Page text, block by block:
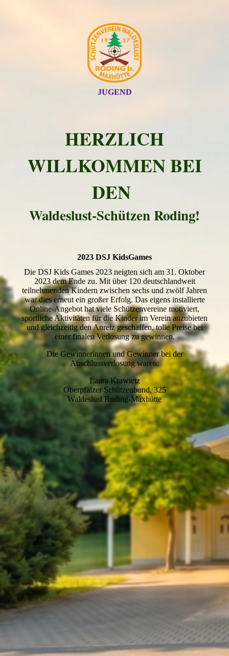
JUGEND
HERZLICH
WILLKOMMEN BEI
DEN
Waldeslust-Schützen Roding!
2023 DSJ KidsGames
Die DSJ Kids Games 2023 neigten sich am 31. Oktober
2023 dem Ende zu. Mit über 120 deutschlandweit
teilnehmenden Kindern zwischen sechs und zwölf Jahren
war dies erneut ein großer Erfolg. Das eigens installierte
Online-Angebot hat viele Schützenvereine motiviert,
sportliche Aktivitäten für die Kinder im Verein anzubieten
und gleichzeitig den Anreiz geschaffen, tolle Preise bei
einer finalen Verlosung zu gewinnen.
Die Gewinnerinnen und Gewinner bei der
Abschlussverlosung waren:
Laura Krawietz
Oberpfälzer Schützenbund, 325
Waldeslust Roding-Maxhütte